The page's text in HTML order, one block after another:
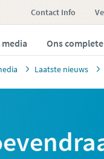
Contact Info
media Ons
Laatste nieuws